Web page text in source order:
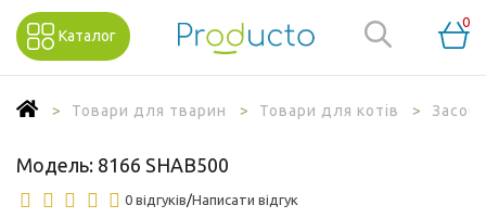
Каталог
0
Товари для тварин Товари для котів
Модель: 8166 SHAB500
0 відгуків/Написати відгук